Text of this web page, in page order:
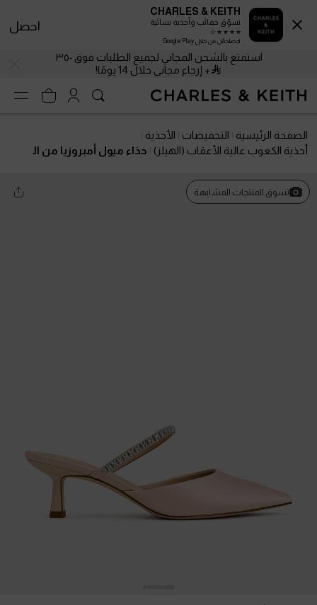
استمتع بالشحن المجاني لجميع الطلبات فوق ٣٥٠
+ إرجاع مجاني خلال 14 يومًا!
الصفحة الرئيسية التخفيضات
الأحذية
أحذية الكعوب عالية الأعقاب (الهيلز)
حذاء ميول أمبروزيا من ال
تسوق المنتجات المشابهة
CHARLES & KEITH
تسوّق حقائب وأحذية نسائية
احصلحمّل من خلال Google Play
احصل